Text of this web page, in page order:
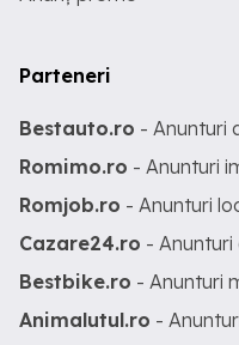
Parteneri
Bestauto.ro - Anunturi
Romimo.ro - Anunturi
Romjob.ro - Anunturi
Cazare24.ro -
Bestbike.ro - Anunturi
Animalutul.ro -